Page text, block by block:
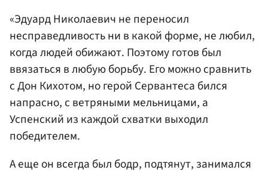
«Эдуард Николаевич не переносил
несправедливость ни в какой форме, не любил,
когда людей обижают. Поэтому готов был
ввязаться в любую борьбу. Его можно сравнить
с Дон Кихотом, но герой Сервантеса бился
напрасно, с ветряными мельницами, а
Успенский из каждой схватки выходил
победителем.
А еще он всегда был бодр, подтянут, занимался